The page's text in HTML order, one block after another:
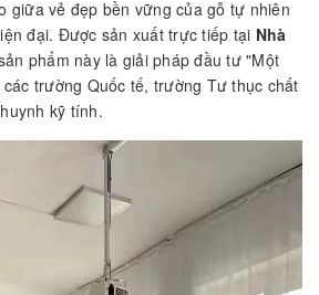
giữa vẻ đẹp bền vững của gỗ tự nhiên
đại. Được sản xuất trực tiếp tại Nhà
phẩm này là giải pháp đầu tư "Một
trường Quốc tế, trường Tư thục chất
kỹ tính.